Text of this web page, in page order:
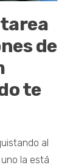
de
te
al
la está